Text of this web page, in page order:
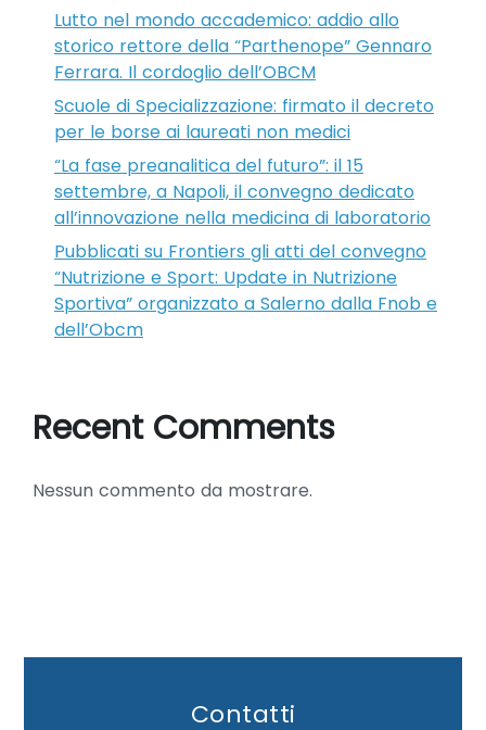
Lutto nel mondo accademico: addio allo
storico rettore della “Parthenope” Gennaro
Ferrara. Il cordoglio dell’OBCM
Scuole di Specializzazione: firmato il decreto
per le borse ai laureati non medici
“La fase preanalitica del futuro”: il 15
settembre, a Napoli, il convegno dedicato
all’innovazione nella medicina di laboratorio
Pubblicati su Frontiers gli atti del convegno
“Nutrizione e Sport: Update in Nutrizione
Sportiva” organizzato a Salerno dalla Fnob e
dell’Obcm
Recent Comments
Nessun commento da mostrare.
Contatti